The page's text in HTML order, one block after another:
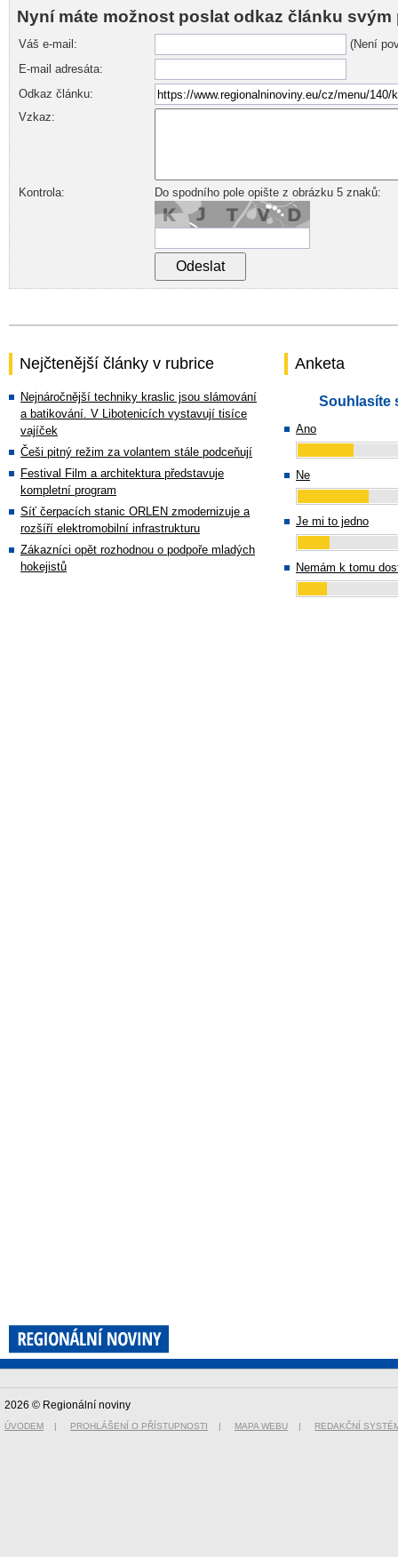
Nyní máte možnost poslat odkaz článku svým
Váš e-mail:
(Není
E-mail adresáta:
Odkaz článku:
Vzkaz:
Kontrola: Do spodního pole opište z obrázku 5 znaků:
Nejčtenější články v rubrice
Nejnáročnější techniky kraslic jsou slámování
a batikování. V Libotenicích vystavují tisíce
vajíček
Češi pitný režim za volantem stále podceňují
Festival Film a architektura představuje
kompletní program
Síť čerpacích stanic ORLEN zmodernizuje a
rozšíří elektromobilní infrastrukturu
Zákazníci opět rozhodnou o podpoře mladých
hokejistů
Anketa
Souhlasíte
Ano
Ne
Je mi to jedno
Nemám k tomu
2026 © Regionální noviny
ÚVODEM | PROHLÁŠENÍ O PŘÍSTUPNOSTI | MAPA WEBU | REDAKČNÍ